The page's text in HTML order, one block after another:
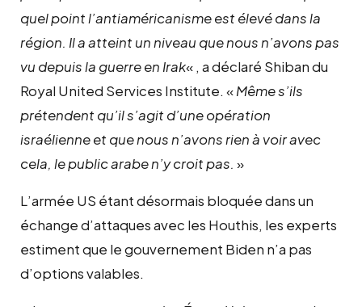
quel point l’antiaméricanisme est élevé dans la
région. Il a atteint un niveau que nous n’avons pas
vu depuis la guerre en Irak« , a déclaré Shiban du
Royal United Services Institute. «Même s’ils
prétendent qu’il s’agit d’une opération
israélienne et que nous n’avons rien à voir avec
cela, le public arabe n’y croit pas. »
L’armée US étant désormais bloquée dans un
échange d’attaques avec les Houthis, les experts
estiment que le gouvernement Biden n’a pas
d’options valables.